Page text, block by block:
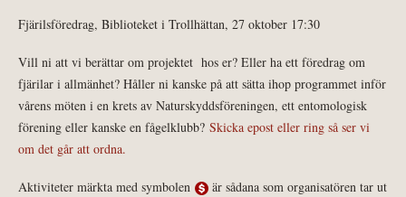
Fjärilsföredrag, Biblioteket i Trollhättan, 27 oktober 17:30
Vill ni att vi berättar om projektet hos er? Eller ha ett föredrag om
fjärilar i allmänhet? Håller ni kanske på att sätta ihop programmet inför
vårens möten i en krets av Naturskyddsföreningen, ett entomologisk
förening eller kanske en fågelklubb? Skicka epost eller ring så ser vi
om det går att ordna.
Aktiviteter märkta med symbolen
är sådana som organisatören tar ut